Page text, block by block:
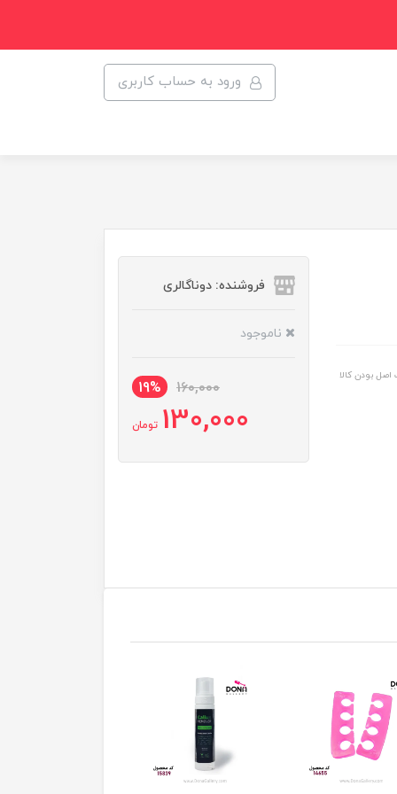
ورود به حساب کاربری
بودن کالا
فروشنده: دوناگالری
ناموجود
160,000
19%
130,000 تومان